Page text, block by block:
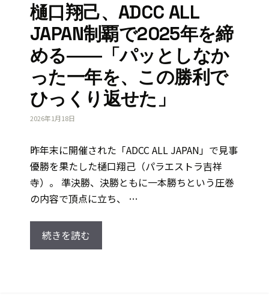
樋口翔己、ADCC ALL
JAPAN制覇で2025年を締
める――「パッとしなか
った一年を、この勝利で
ひっくり返せた」
2026年1月18日
昨年末に開催された「ADCC ALL JAPAN」で見事
優勝を果たした樋口翔己（パラエストラ吉祥
寺）。 準決勝、決勝ともに一本勝ちという圧巻
の内容で頂点に立ち、 …
続きを読む